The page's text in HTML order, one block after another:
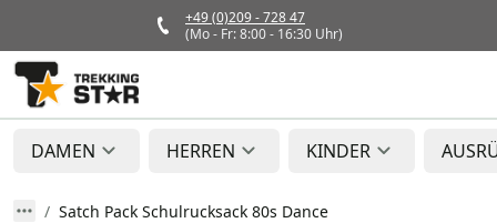
+49 (0)209 - 728 47
(Mo - Fr: 8:00 - 16:30 Uhr)
DAMEN HERREN KINDER
Satch Pack Schulrucksack 80s Dance